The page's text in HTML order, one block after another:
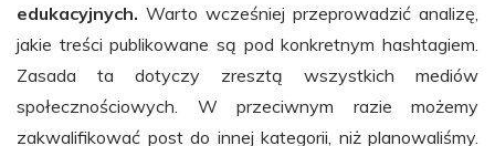
edukacyjnych. Warto wcześniej przeprowadzić analizę,
jakie treści publikowane są pod konkretnym hashtagiem.
Zasada ta dotyczy zresztą wszystkich mediów
społecznościowych. W przeciwnym razie możemy
zakwalifikować post do innej kategorii, niż planowaliśmy.